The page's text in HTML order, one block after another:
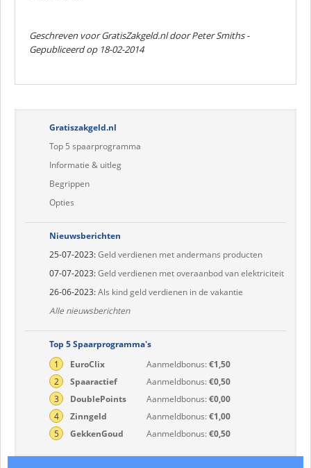
Geschreven voor GratisZakgeld.nl doorPeter Smiths-
Gepubliceerd op 18-02-2014
Gratiszakgeld.nl
Top 5 spaarprogramma
Informatie & uitleg
Begrippen
Opties
Nieuwsberichten
25-07-2023:Geld verdienen met andermans producten
07-07-2023:Geld verdienen met overaanbod van elektriciteit
26-06-2023:Als kind geld verdienen in de vakantie
Alle nieuwsberichten
Top 5 Spaarprogramma's
1
EuroClix Aanmeldbonus:€1,50
2
Spaaractief Aanmeldbonus:€0,50
3
DoublePoints Aanmeldbonus:€0,00
4
Zinngeld Aanmeldbonus:€1,00
5
GekkenGoud Aanmeldbonus:€0,50